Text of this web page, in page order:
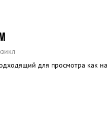
для просмотра как на